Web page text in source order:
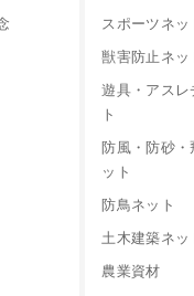
スポーツネッ
獣害防止ネッ
遊具・アスレ
ト
防風・防砂・
ット
防鳥ネット
土木建築ネッ
農業資材